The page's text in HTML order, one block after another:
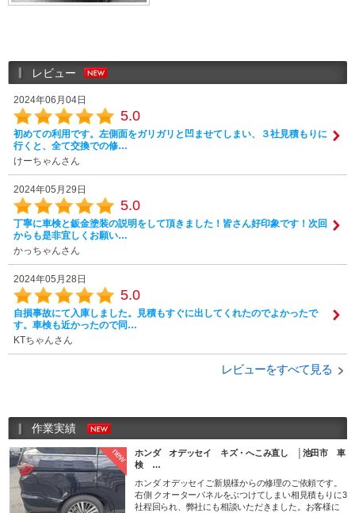
レビュー
2024年06月04日
5.0
初めての利用です。左側面をガリガリと凹ませてしまい、３社見積もりに
行くと、全て交換での修…
けーちゃんさん
2024年05月29日
5.0
丁寧に車検と鈑金塗装の説明をして頂きました！皆さん好印象です！次回
からも是非宜しくお願い…
かっちゃんさん
2024年05月28日
5.0
自損事故にて入庫しました。見積もすぐに出してくれたのでよかったで
す。車検も近かったので同…
KTちゃんさん
レビューをすべて見る
作業実績
new
ホンダ オデッセイ キズ・へこみ直し │池田市 車
検 …
ホンダ オデッセイご新規様からの修理のご依頼です。
右側 クオーターパネルをぶつけてしまい相見積もりに3
社程回られ、弊社にも相談いただきました。お客様に